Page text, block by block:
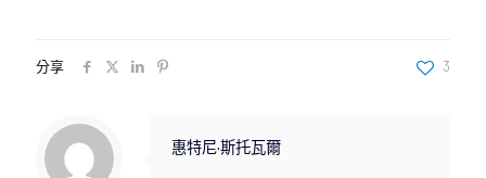
分享 3
惠特尼·斯托瓦爾